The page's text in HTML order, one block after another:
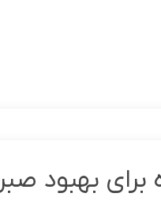
برای بهبود صبر